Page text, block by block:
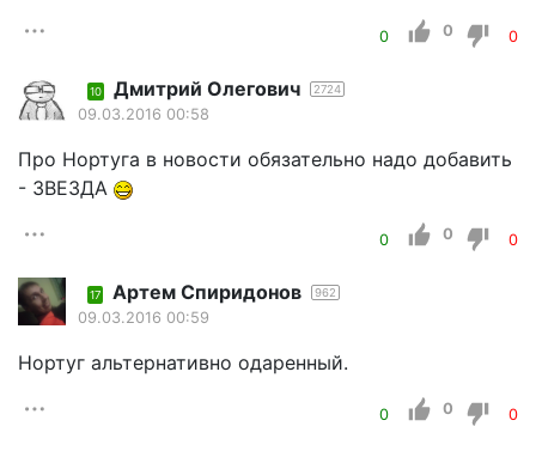
0 0 0
10 Дмитрий Олегович 2724
09.03.2016 00:58
Про Нортуга в новости обязательно надо добавить
- ЗВЕЗДА
0 0 0
17 Артем Спиридонов 962
09.03.2016 00:59
Нортуг альтернативно одаренный.
0 0 0